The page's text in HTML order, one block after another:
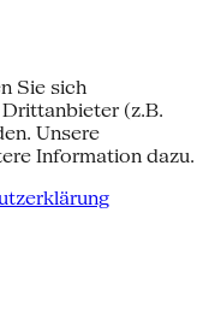
Sie sich
(z.B.
Unsere
Information dazu.